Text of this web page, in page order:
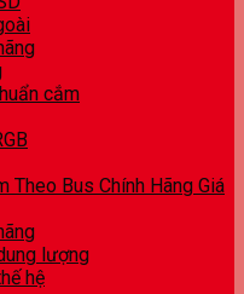
cắm
Theo Bus Chính Hãng Giá
lượng
hệ